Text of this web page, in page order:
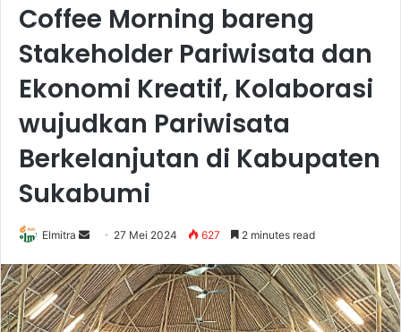
Coffee Morning bareng
Stakeholder Pariwisata dan
Ekonomi Kreatif, Kolaborasi
wujudkan Pariwisata
Berkelanjutan di Kabupaten
Sukabumi
Elmitra
Send
email
27 Mei 2024 627 2 minutes read